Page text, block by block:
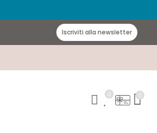
Iscriviti alla newsletter
0 0